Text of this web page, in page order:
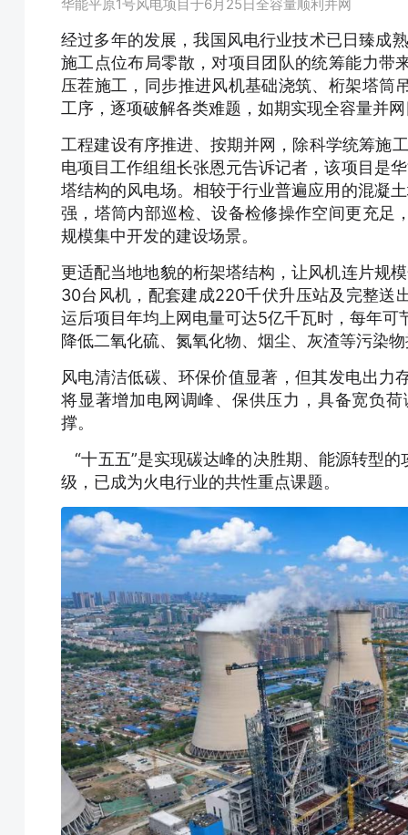
华能平原1号风电项目于6月25日全容量顺利并网
经过多年的发展，我国风电行业技术已日臻成
施工点位布局零散，对项目团队的统筹能力带
压茬施工，同步推进风机基础浇筑、桁架塔筒
工序，逐项破解各类难题，如期实现全容量并
工程建设有序推进、按期并网，除科学统筹施
电项目工作组组长张恩元告诉记者，该项目是
塔结构的风电场。相较于行业普遍应用的混凝
强，塔筒内部巡检、设备检修操作空间更充足
规模集中开发的建设场景。
更适配当地地貌的桁架塔结构，让风机连片规
30台风机，配套建成220千伏升压站及完整送
运后项目年均上网电量可达5亿千瓦时，每年
降低二氧化硫、氮氧化物、烟尘、灰渣等污染
风电清洁低碳、环保价值显著，但其发电出力
将显著增加电网调峰、保供压力，具备宽负
撑。
“十五五”是实现碳达峰的决胜期、能源转型
级，已成为火电行业的共性重点课题。